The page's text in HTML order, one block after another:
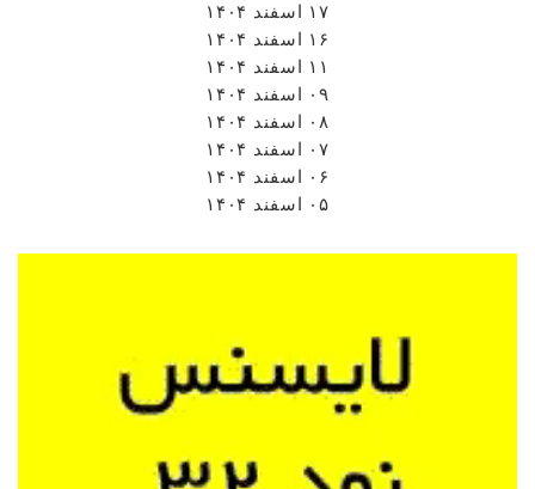
۱۷ اسفند ۱۴۰۴
۱۶ اسفند ۱۴۰۴
۱۱ اسفند ۱۴۰۴
۰۹ اسفند ۱۴۰۴
۰۸ اسفند ۱۴۰۴
۰۷ اسفند ۱۴۰۴
۰۶ اسفند ۱۴۰۴
۰۵ اسفند ۱۴۰۴